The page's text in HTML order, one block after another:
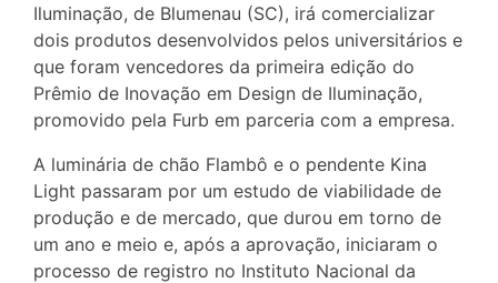
Iluminação, de Blumenau (SC), irá comercializar
dois produtos desenvolvidos pelos universitários e
que foram vencedores da primeira edição do
Prêmio de Inovação em Design de Iluminação,
promovido pela Furb em parceria com a empresa.
A luminária de chão Flambô e o pendente Kina
Light passaram por um estudo de viabilidade de
produção e de mercado, que durou em torno de
um ano e meio e, após a aprovação, iniciaram o
processo de registro no Instituto Nacional da